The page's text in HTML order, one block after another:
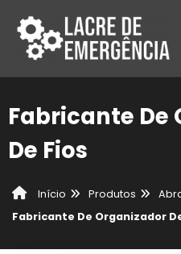
Fabricante De
De Fios
Início Produtos
Fabricante De Organizador